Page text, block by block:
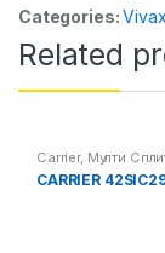
Categories:Vivax
Related
Carrier, Мулти
CARRIER